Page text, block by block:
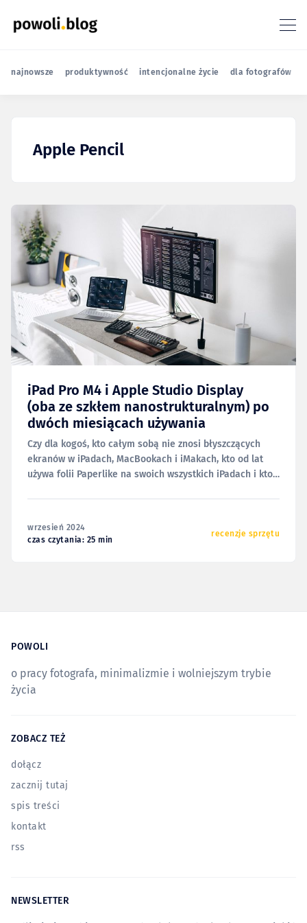
najnowsze produktywność intencjonalne życie dla fotografów
Apple Pencil
iPad Pro M4 i Apple Studio Display
(oba ze szkłem nanostrukturalnym) po
dwóch miesiącach używania
Czy dla kogoś, kto całym sobą nie znosi błyszczących
ekranów w iPadach, MacBookach i iMakach, kto od lat
używa folii Paperlike na swoich wszystkich iPadach i kto
wrzesień 2024
czas czytania: 25 min
recenzje sprzętu
POWOLI
o pracy fotografa, minimalizmie i wolniejszym trybie
życia
ZOBACZ TEŻ
dołącz
zacznij tutaj
spis treści
kontakt
rss
NEWSLETTER